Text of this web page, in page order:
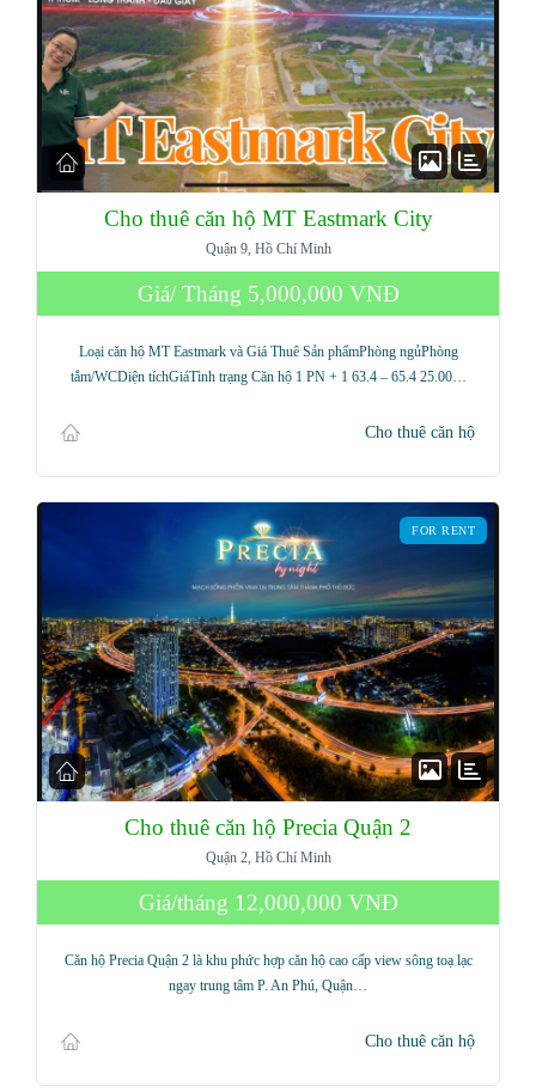
Cho thuê căn hộ MT Eastmark City
Quận 9, Hồ Chí Minh
Giá/ Tháng 5,000,000 VNĐ
Loại căn hộ MT Eastmark và Giá Thuê Sản phẩmPhòng ngủPhòng
tắm/WCDiện tíchGiáTình trạng Căn hộ 1 PN + 1 63.4 – 65.4 25.00…
Cho thuê căn hộ
FOR RENT
Cho thuê căn hộ Precia Quận 2
Quận 2, Hồ Chí Minh
Giá/tháng 12,000,000 VNĐ
Căn hộ Precia Quận 2 là khu phức hợp căn hộ cao cấp view sông toạ lạc
ngay trung tâm P. An Phú, Quận…
Cho thuê căn hộ